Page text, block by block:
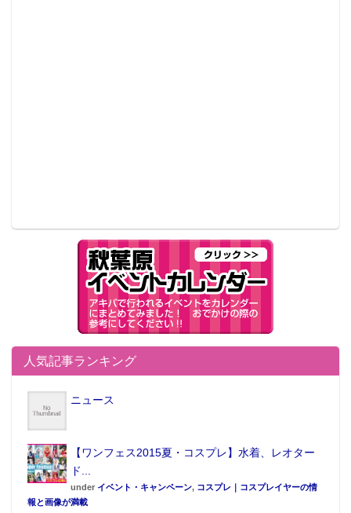
人気記事ランキング
ニュース
【ワンフェス2015夏・コスプレ】水着、レオター
ド...
under イベント・キャンペーン, コスプレ｜コスプレイヤーの情
報と画像が満載